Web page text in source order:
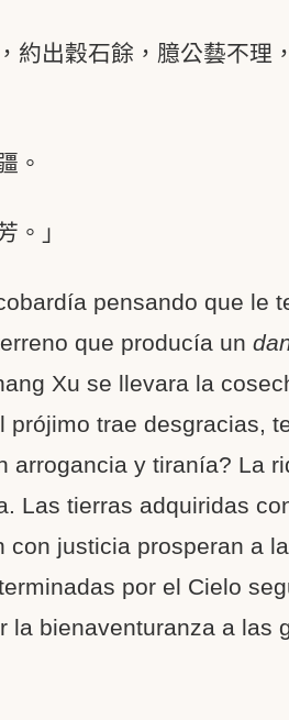
約出穀石餘，臆公藝不理
。
。」
pensando que le
que producía un
Xu se llevara la
trae desgracias,
arrogancia y tiranía? La
Las tierras adquiridas
justicia prosperan a
por el Cielo
bienaventuranza a las